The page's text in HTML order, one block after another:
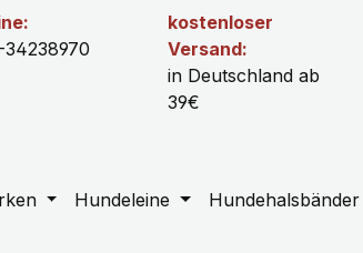
34238970
kostenloser
Versand:
in Deutschland ab
39€
Hundeleine
Hundehalsbänder